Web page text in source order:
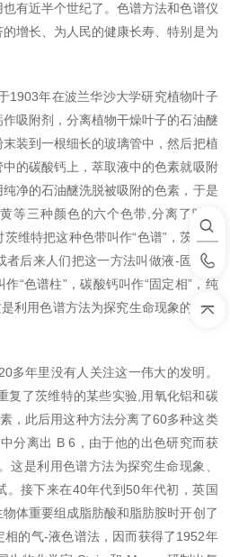
有近半个世纪了。色谱方法和色谱仪
增长、为人民的健康长寿、特别是为
1903年在波兰华沙大学研究植物叶子
吸附剂，分离植物干燥叶子的石油醚
装到一根细长的玻璃管中，然后把植
的碳酸钙上，萃取液中的色素就吸附
净的石油醚洗脱被吸附的色素，于是
等三种颜色的六个色带,分离了叶绿
维特把这种色带叫作“色谱”，茨维特
后来人们把这一方法叫做液-固色谱
“色谱柱”，碳酸钙叫作“固定相”，纯
利用色谱方法为探究生命现象的启蒙
多年里没有人关注这一伟大的发明。
复了茨维特的某些实验,用氧化铝和碳
，此后用这种方法分离了60多种这类
分离出 B 6，由于他的出色研究而获
这是利用色谱方法为探究生命现象、
。接下来在40年代到50年代初，英国
体重要组成脂肪酸和脂肪胺时开创了
相的气-液色谱法，因而获得了1952年